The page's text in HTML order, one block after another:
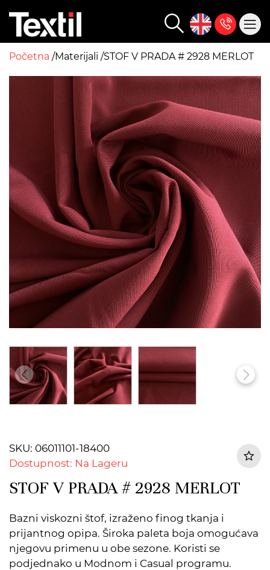
Početna Materijali STOF V PRADA # 2928 MERLOT
SKU: 06011101-18400
Dostupnost: Na Lageru
STOF V PRADA # 2928 MERLOT
Bazni viskozni štof, izraženo finog tkanja i
prijantnog opipa. Široka paleta boja omogućava
njegovu primenu u obe sezone. Koristi se
podjednako u Modnom i Casual programu.